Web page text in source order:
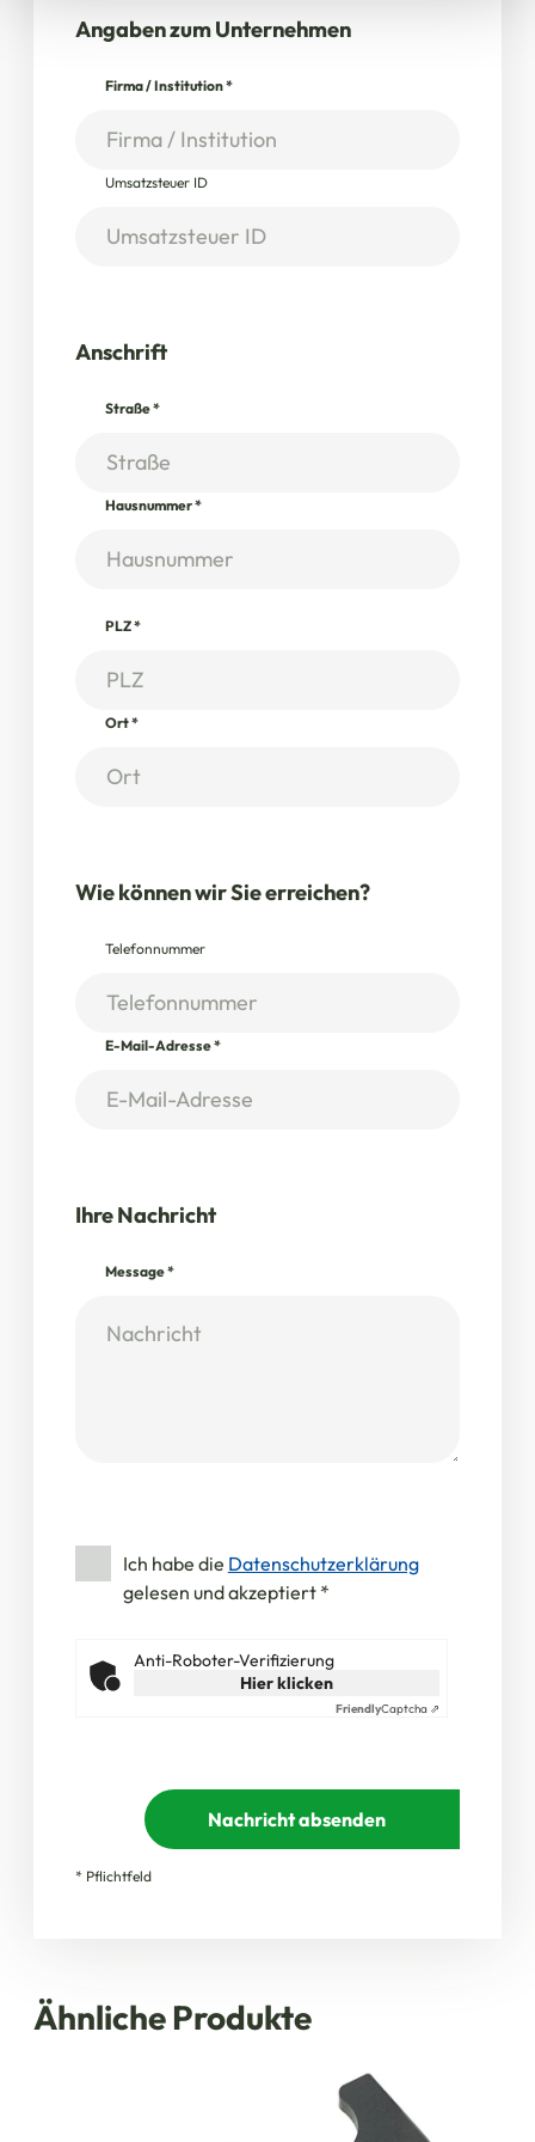
Angaben zum Unternehmen
Firma / Institution*
Umsatzsteuer ID
Anschrift
Straße*
Hausnummer*
PLZ*
Ort*
Wie können wir Sie erreichen?
Telefonnummer
E-Mail-Adresse*
Ihre Nachricht
Message*
Ich habe die Datenschutzerklärung
gelesen und akzeptiert *
Anti-Roboter-Verifizierung
Hier klicken
FriendlyCaptcha ⇗
Nachricht absenden
* Pflichtfeld
Ähnliche Produkte